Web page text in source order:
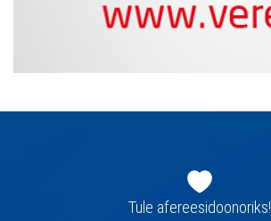
navigatsioonTule afereesidoonoriks!